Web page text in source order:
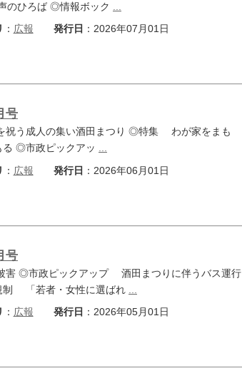
のひろば ◎情報ボック
： 広報 発行日 ：2026年07月01日
号
う成人の集い酒田まつり ◎特集 わが家をまも
る ◎市政ピックアッ ...
： 広報 発行日 ：2026年06月01日
号
◎市政ピックアップ 酒田まつりに伴うバス運行
制 「若者・女性に選ばれ
： 広報 発行日 ：2026年05月01日